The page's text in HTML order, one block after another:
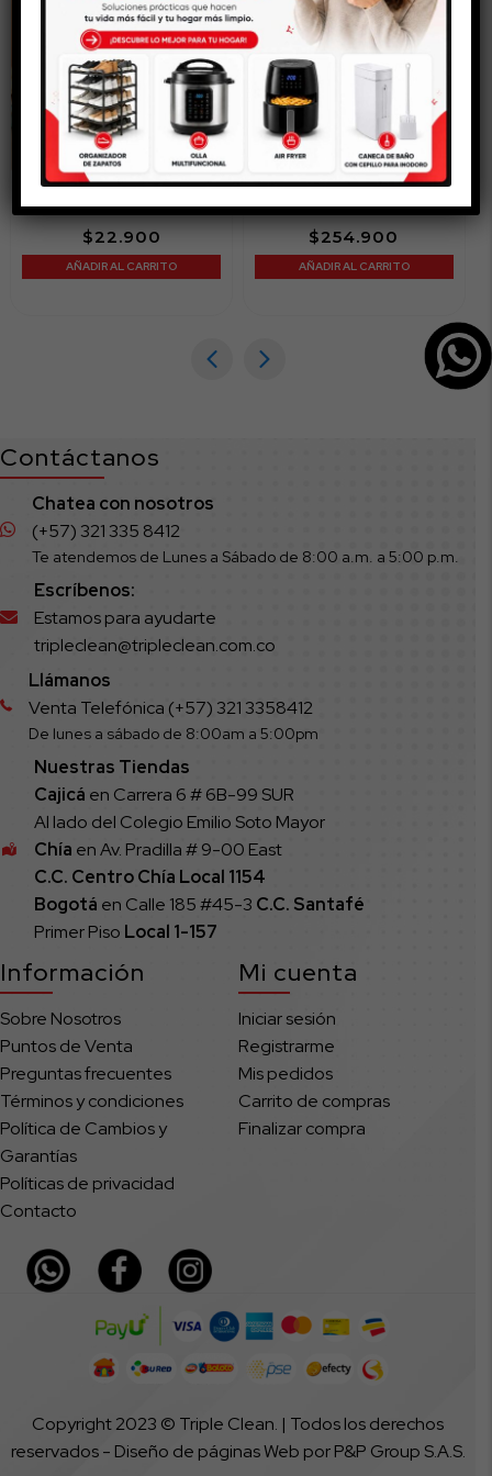
Prensa Francesa para Café
$22.900
AÑADIR AL CARRITO
Nevera Redonda Roja 20
$254.900
AÑADIR AL CARRITO
Contáctanos
Chatea con nosotros
(+57) 321 335 8412
Te atendemos de Lunes a Sábado de 8:00 a.m. a 5:00 p.m.
Escríbenos:
Estamos para ayudarte
tripleclean@tripleclean.com.co
Llámanos
Venta Telefónica (+57) 321 3358412
De lunes a sábado de 8:00am a 5:00pm
Nuestras Tiendas
Cajicá en Carrera 6 # 6B-99 SUR
Al lado del Colegio Emilio Soto Mayor
Chía en Av. Pradilla # 9-00 East
C.C. Centro Chía Local 1154
Bogotá en Calle 185 #45-3 C.C. Santafé
Primer Piso Local 1-157
Información
Sobre Nosotros
Puntos de Venta
Preguntas frecuentes
Términos y condiciones
Política de Cambios y
Garantías
Políticas de privacidad
Contacto
Mi cuenta
Iniciar sesión
Registrarme
Mis pedidos
Carrito de compras
Finalizar compra
Copyright 2023 © Triple Clean. | Todos los derechos
reservados - Diseño de páginas Web por P&P Group S.A.S.